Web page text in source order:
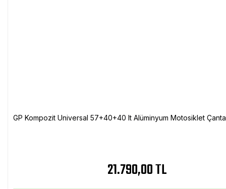
GP Kompozit Universal 57+40+40 lt Alüminyum Motosiklet
21.790,00 TL